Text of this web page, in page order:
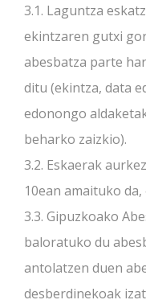
3.1. Laguntza
ekintzaren gutxi
abesbatza parte
ditu (ekintza, data
edonongo
beharko zaizkio).
3.2. Eskaerak
10ean amaituko
3.3. Gipuzkoako
baloratuko du
antolatzen duen
desberdinekoak